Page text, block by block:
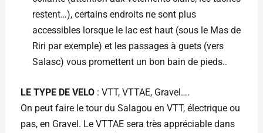
restent…), certains endroits ne sont plus
accessibles lorsque le lac est haut (sous le Mas de
Riri par exemple) et les passages à guets (vers
Salasc) vous promettent un bon bain de pieds..
LE TYPE DE VELO : VTT, VTTAE, Gravel….
On peut faire le tour du Salagou en VTT, électrique ou
pas, en Gravel. Le VTTAE sera très appréciable dans